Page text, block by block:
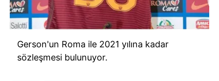
Gerson'un Roma ile 2021 yılına kadar
sözleşmesi bulunuyor.